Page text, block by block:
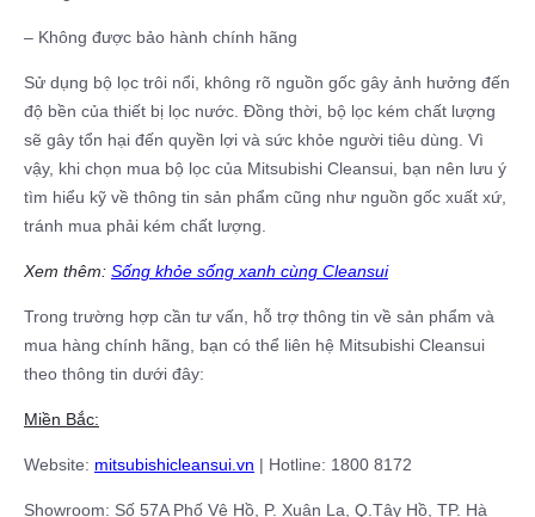
– Không được bảo hành chính hãng
Sử dụng bộ lọc trôi nổi, không rõ nguồn gốc gây ảnh hưởng đến
độ bền của thiết bị lọc nước. Đồng thời, bộ lọc kém chất lượng
sẽ gây tổn hại đến quyền lợi và sức khỏe người tiêu dùng. Vì
vậy, khi chọn mua bộ lọc của Mitsubishi Cleansui, bạn nên lưu ý
tìm hiểu kỹ về thông tin sản phẩm cũng như nguồn gốc xuất xứ,
tránh mua phải kém chất lượng.
Xem thêm: Sống khỏe sống xanh cùng Cleansui
Trong trường hợp cần tư vấn, hỗ trợ thông tin về sản phẩm và
mua hàng chính hãng, bạn có thể liên hệ Mitsubishi Cleansui
theo thông tin dưới đây:
Miền Bắc:
Website: mitsubishicleansui.vn | Hotline: 1800 8172
Showroom: Số 57A Phố Vệ Hồ, P. Xuân La, Q.Tây Hồ, TP. Hà